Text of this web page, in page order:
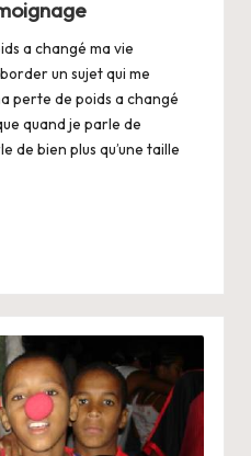
a changé ma vie
un sujet qui me
perte de poids a changé
quand je parle de
de bien plus qu’une taille